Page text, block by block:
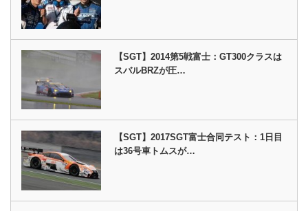
【SGT】2014第5戦富士：GT300クラスは
スバルBRZが圧…
【SGT】2017SGT富士合同テスト：1日目
は36号車トムスが…